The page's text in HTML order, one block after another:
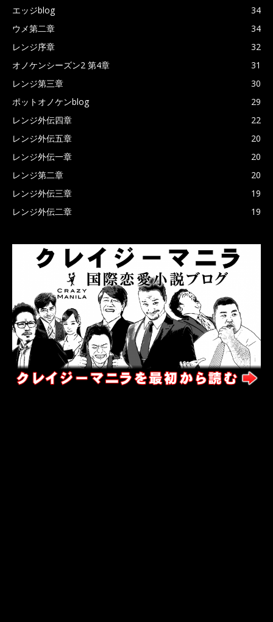
エッジblog
34
ウメ第二章
34
レンジ序章
32
オノケンシーズン2 第4章
31
レンジ第三章
30
ポットオノケンblog
29
レンジ外伝四章
22
レンジ外伝五章
20
レンジ外伝一章
20
レンジ第二章
20
レンジ外伝三章
19
レンジ外伝二章
19